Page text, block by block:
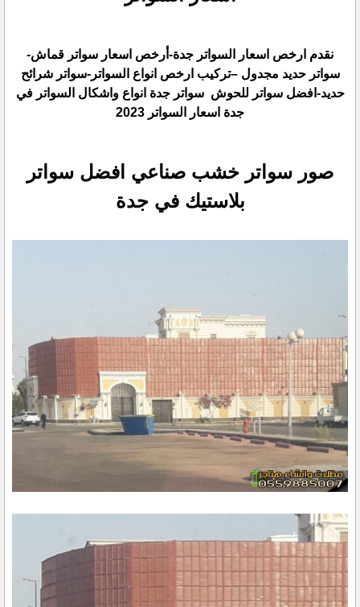
نقدم ارخص اسعار السواتر جدة-أرخص اسعار سواتر قماش-
سواتر حديد مجدول –تركيب ارخص انواع السواتر-سواتر ‏شرائح
حديد-افضل سواتر للحوش سواتر جدة انواع واشكال السواتر في
جدة اسعار السواتر 2023
صور سواتر خشب صناعي افضل سواتر
بلاستيك في جدة